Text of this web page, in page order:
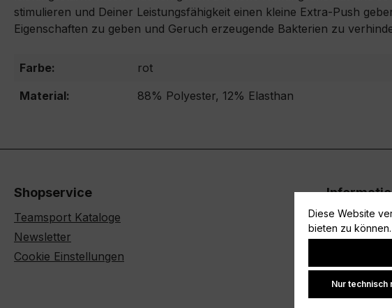
stimulieren und Deiner Leistungsfähigkeit einen kleine Extra-Push
Eigenschaften zu geben und Geruch erzeugende Bakterien zu
Farbe:
rot
Material:
88% Polyester, 12% Elasthan
Shopservice
Teamsport Kataloge
Newsletter
Cookie Einstellungen
Vertrag
Diese Website
bieten zu können.
Nur technisch